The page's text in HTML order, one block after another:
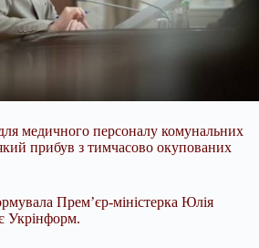
медичного персоналу комунальних
прибув з тимчасово окупованих
Прем’єр-міністерка Юлія
Укрінформ.